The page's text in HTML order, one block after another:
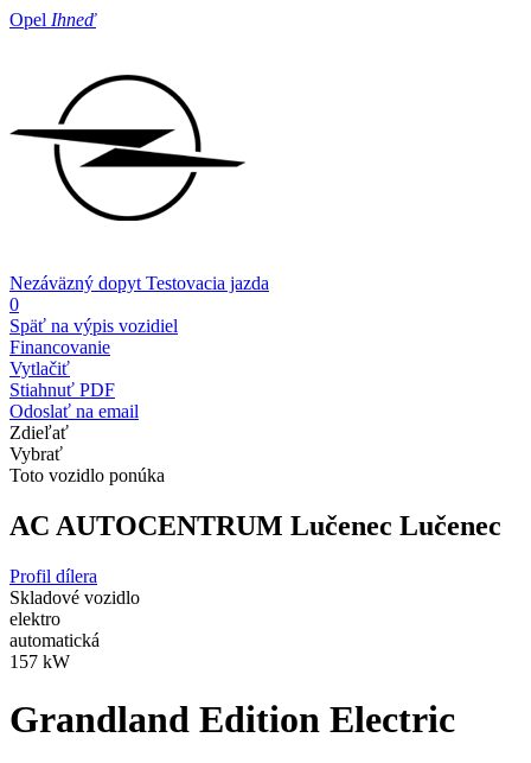
Opel Ihneď
Nezáväzný dopyt Testovacia jazda
0
Späť na výpis vozidiel
Financovanie
Vytlačiť
Stiahnuť PDF
Odoslať na email
Zdieľať
Vybrať
Toto vozidlo ponúka
AC AUTOCENTRUM Lučenec Lučenec
Profil dílera
Skladové vozidlo
elektro
automatická
157 kW
Grandland Edition Electric